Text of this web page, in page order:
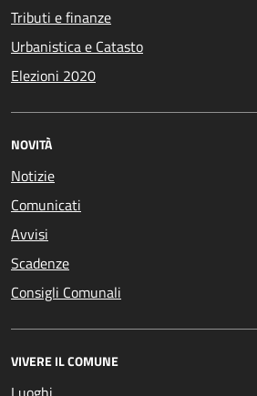
Tributi e finanze
Urbanistica e Catasto
Elezioni 2020
NOVITÀ
Notizie
Comunicati
Avvisi
Scadenze
Consigli Comunali
VIVERE IL COMUNE